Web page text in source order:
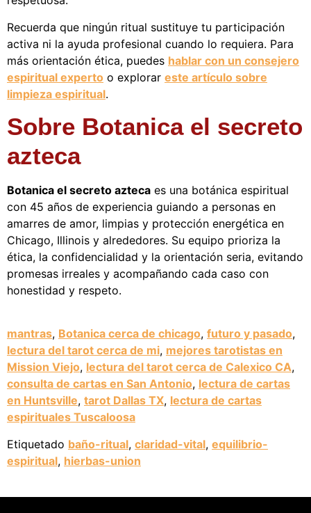
Recuerda que ningún ritual sustituye tu participación
activa ni la ayuda profesional cuando lo requiera. Para
más orientación ética, puedes hablar con un consejero
espiritual experto o explorar este artículo sobre
limpieza espiritual.
Sobre Botanica el secreto
azteca
Botanica el secreto azteca es una botánica espiritual
con 45 años de experiencia guiando a personas en
amarres de amor, limpias y protección energética en
Chicago, Illinois y alrededores. Su equipo prioriza la
ética, la confidencialidad y la orientación seria, evitando
promesas irreales y acompañando cada caso con
honestidad y respeto.
mantras, Botanica cerca de chicago, futuro y pasado,
lectura del tarot cerca de mi, mejores tarotistas en
Mission Viejo, lectura del tarot cerca de Calexico CA,
consulta de cartas en San Antonio, lectura de cartas
en Huntsville, tarot Dallas TX, lectura de cartas
espirituales Tuscaloosa
Etiquetado baño-ritual, claridad-vital, equilibrio-
espiritual, hierbas-union